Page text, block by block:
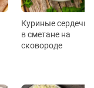
Куриные сердечки
в сметане на
сковороде